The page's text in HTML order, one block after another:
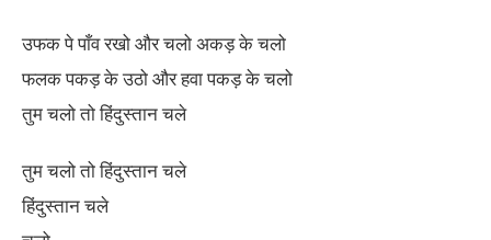
उफक पे पाँव रखो और चलो अकड़ के चलो
फलक पकड़ के उठो और हवा पकड़ के चलो
तुम चलो तो हिंदुस्तान चले
तुम चलो तो हिंदुस्तान चले
हिंदुस्तान चले